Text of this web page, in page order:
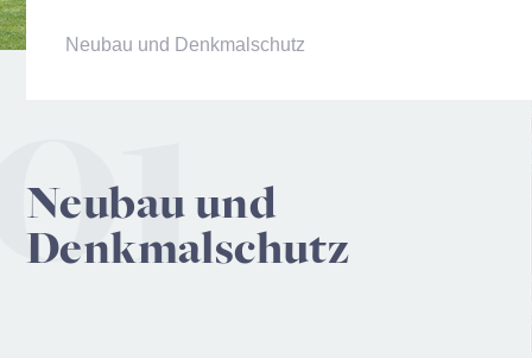
Neubau und Denkmalschutz
Neubau und
Denkmalschutz